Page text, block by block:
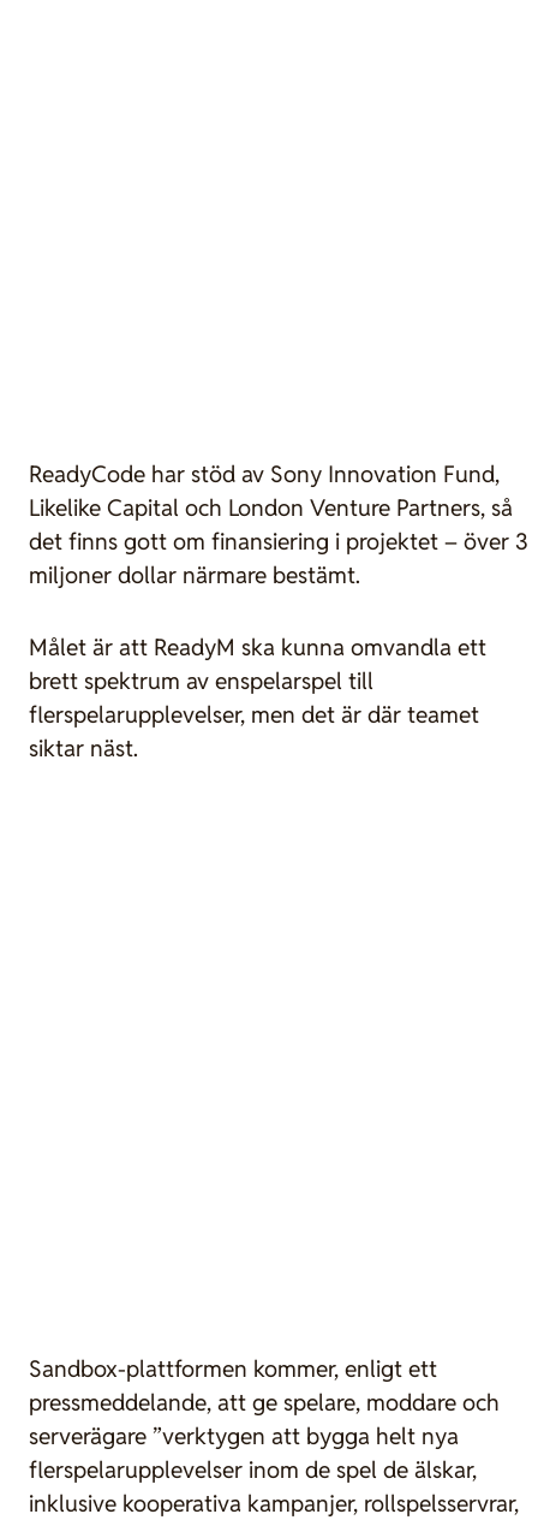
ReadyCode har stöd av Sony Innovation Fund,
Likelike Capital och London Venture Partners, så
det finns gott om finansiering i projektet – över 3
miljoner dollar närmare bestämt.
Målet är att ReadyM ska kunna omvandla ett
brett spektrum av enspelarspel till
flerspelarupplevelser, men det är där teamet
siktar näst.
Sandbox-plattformen kommer, enligt ett
pressmeddelande, att ge spelare, moddare och
serverägare ”verktygen att bygga helt nya
flerspelarupplevelser inom de spel de älskar,
inklusive kooperativa kampanjer, rollspelsservrar,